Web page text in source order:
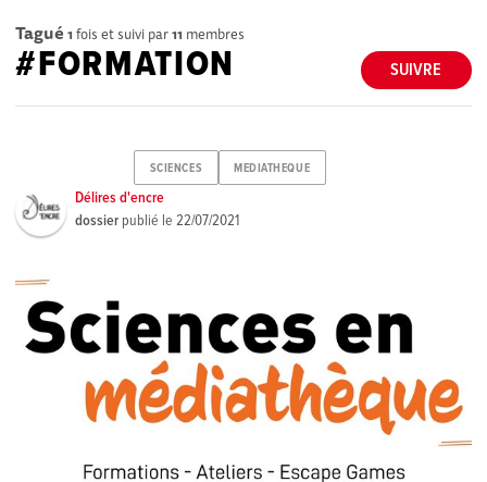
Tagué 1 fois et suivi par11 membres
SUIVRE
#FORMATION
SCIENCES MEDIATHEQUE
Délires d'encre
dossier publié le22/07/2021